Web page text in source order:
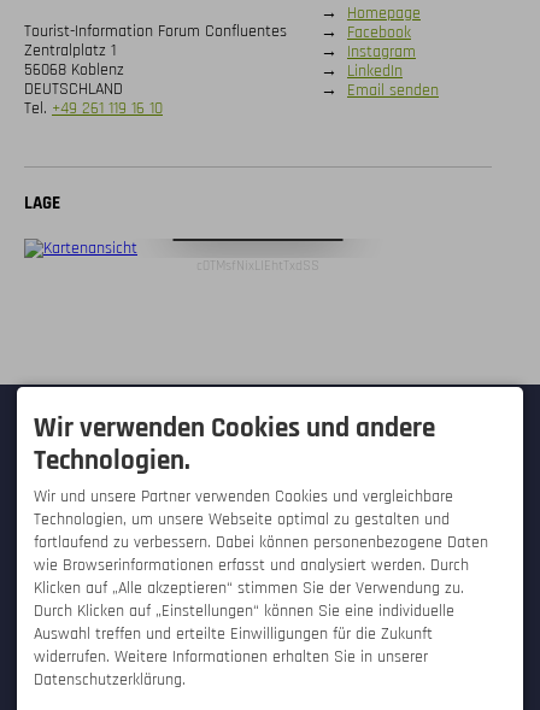
Tourist-Information Forum Confluentes
Zentralplatz 1
56068 Koblenz
DEUTSCHLAND
Tel. +49 261 119 16 10
→ Homepage
→ Facebook
→ Instagram
→ LinkedIn
→ Email senden
LAGE
c0TMsfNixLIEhtTxdSS
KONTAKT
Hallo Tourist! - Westfalica-Verlag
GmbH
Hauptstraße 28
32457 Porta Westfalica /
Hausberge
DEUTSCHLAND
Tel.+49 571 934 25 50
Fax +49 571 934 255 99
info@hallo-tourist.de
SERVICE
Kontaktformular
Bestellung für UrlauberInnen
SONSTIGES
Engagement
Wir verwenden Cookies und andere
Technologien.
Wir und unsere Partner verwenden Cookies und vergleichbare
Technologien, um unsere Webseite optimal zu gestalten und
fortlaufend zu verbessern. Dabei können personenbezogene Daten
wie Browserinformationen erfasst und analysiert werden. Durch
Klicken auf „Alle akzeptieren“ stimmen Sie der Verwendung zu.
Durch Klicken auf „Einstellungen“ können Sie eine individuelle
Auswahl treffen und erteilte Einwilligungen für die Zukunft
widerrufen. Weitere Informationen erhalten Sie in unserer
Datenschutzerklärung.